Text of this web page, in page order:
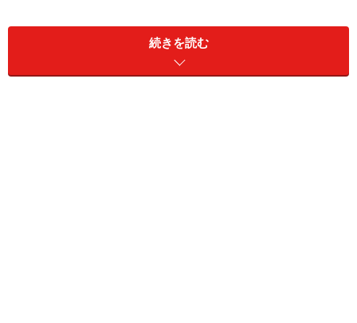
商品名：スターワン円定期預金プラス＜インターネ
続きを読む